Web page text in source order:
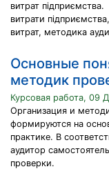
витрат підприємства.
витрати
витрат, методика
Основные
методик
Курсовая работа, 09
Организация и
формируются на
практике. В
аудитор
проверки.